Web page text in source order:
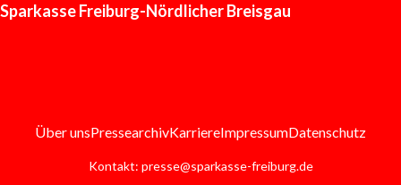
Sparkasse Freiburg-Nördlicher Breisgau